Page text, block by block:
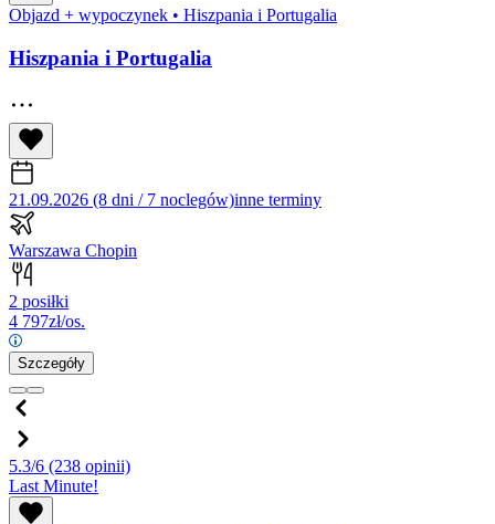
Objazd + wypoczynek • Hiszpania i Portugalia
Hiszpania i Portugalia
21.09.2026 (8 dni / 7 noclegów)inne terminy
Warszawa Chopin
2 posiłki
4 797zł/os.
Szczegóły
5.3/6 (238 opinii)
Last Minute!